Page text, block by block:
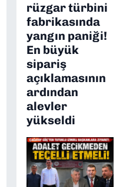
rüzgar türbini
fabrikasında
yangın paniği!
En büyük
sipariş
açıklamasının
ardından
alevler
yükseldi